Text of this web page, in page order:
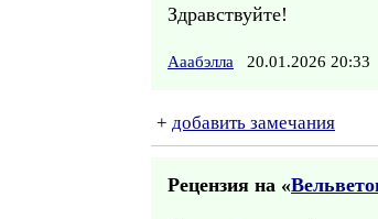
Здравствуйте!
Ааабэлла 20.01.2026 20:33
+ добавить замечания
Рецензия на «